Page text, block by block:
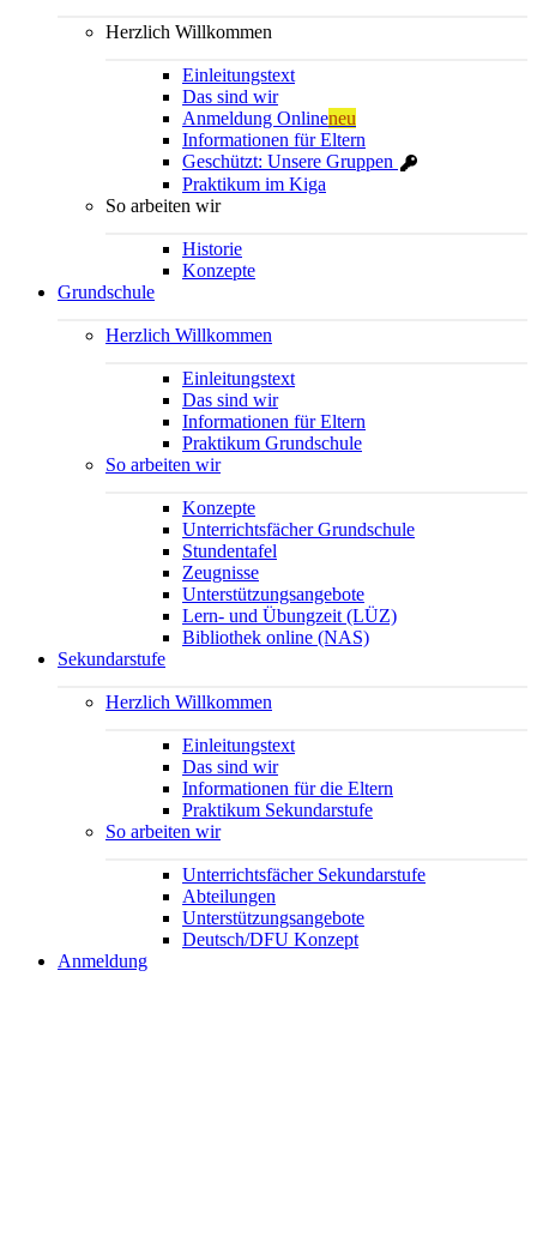
Herzlich Willkommen
Einleitungstext
Das sind wir
Anmeldung Onlineneu
Informationen für Eltern
Geschützt: Unsere Gruppen
Praktikum im Kiga
So arbeiten wir
Historie
Konzepte
Grundschule
Herzlich Willkommen
Einleitungstext
Das sind wir
Informationen für Eltern
Praktikum Grundschule
So arbeiten wir
Konzepte
Unterrichtsfächer Grundschule
Stundentafel
Zeugnisse
Unterstützungsangebote
Lern- und Übungzeit (LÜZ)
Bibliothek online (NAS)
Sekundarstufe
Herzlich Willkommen
Einleitungstext
Das sind wir
Informationen für die Eltern
Praktikum Sekundarstufe
So arbeiten wir
Unterrichtsfächer Sekundarstufe
Abteilungen
Unterstützungsangebote
Deutsch/DFU Konzept
Anmeldung